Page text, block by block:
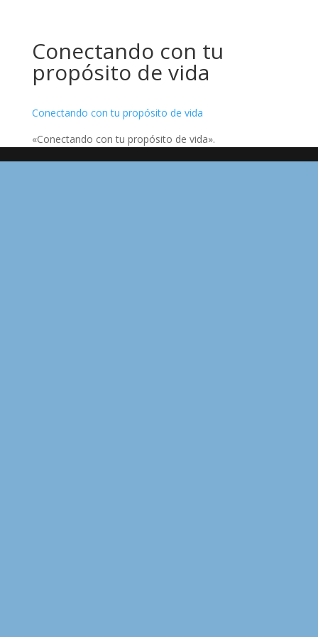
Conectando con tu
propósito de vida
Conectando con tu propósito de vida
«Conectando con tu propósito de vida».